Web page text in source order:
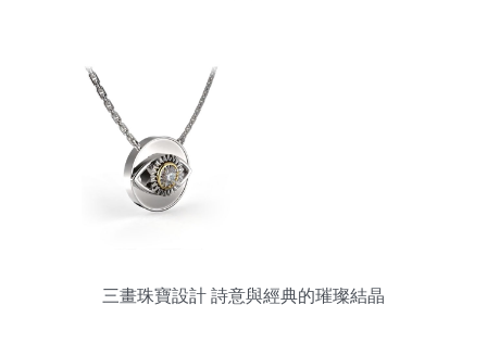
三畫珠寶設計 詩意與經典的璀璨結晶